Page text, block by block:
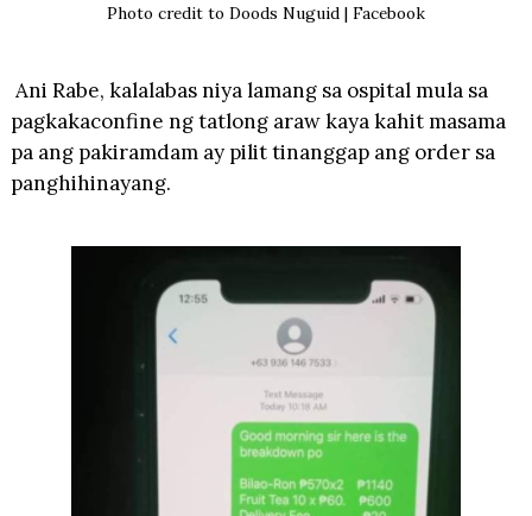
Photo credit to Doods Nuguid | Facebook
Ani Rabe, kalalabas niya lamang sa ospital mula sa
pagkakaconfine ng tatlong araw kaya kahit masama
pa ang pakiramdam ay pilit tinanggap ang order sa
panghihinayang.